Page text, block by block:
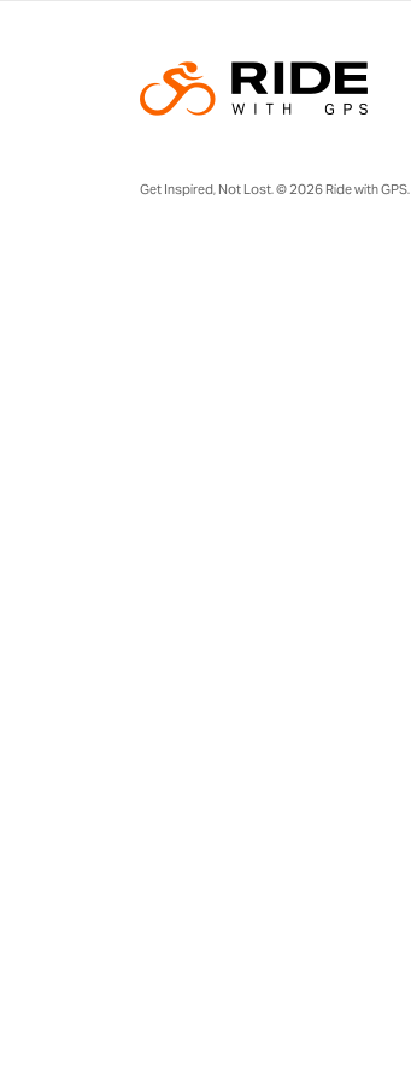
Get Inspired, Not Lost. © 2026 Ride with GPS.